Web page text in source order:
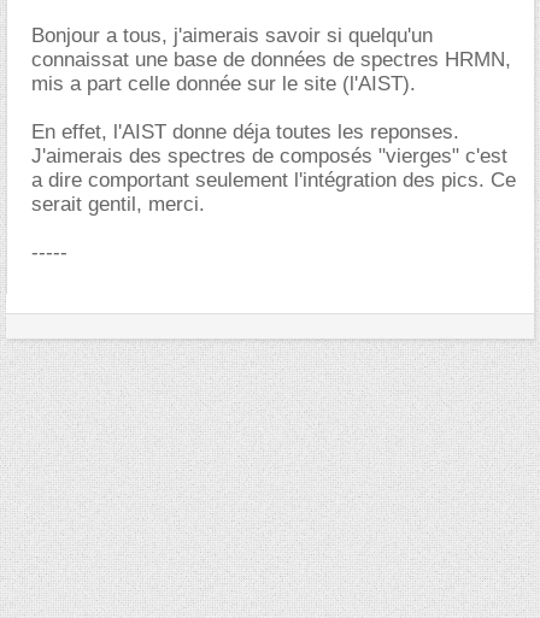
Bonjour a tous, j'aimerais savoir si quelqu'un
connaissat une base de données de spectres HRMN,
mis a part celle donnée sur le site (l'AIST).
En effet, l'AIST donne déja toutes les reponses.
J'aimerais des spectres de composés "vierges" c'est
a dire comportant seulement l'intégration des pics. Ce
serait gentil, merci.
-----